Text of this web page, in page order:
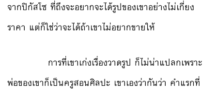
จากปิกัสโซ ที่ถึงจะอยากจะได้รูปของเขาอย่างไม่เกี่ยง
ราคา แต่ก็ใช่ว่าจะได้ถ้าเขาไม่อยากขายให้
การที่เขาเก่งเรื่องวาดรูป ก็ไม่น่าแปลกเพราะ
พ่อของเขาก็เป็นครูสอนศิลปะ เขาเองว่ากันว่า คำแรกที่